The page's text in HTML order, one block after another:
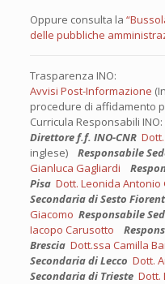
Oppure consulta la
delle pubbliche
Trasparenza INO:
Avvisi Post-Informazione
procedure di affidamento
Curricula Responsabili INO:
Direttore f.f. INO-CNR
inglese) Responsabile
Gianluca Gagliardi
Pisa Dott. Leonida Antonio
Secondaria di Sesto
Giacomo Responsabile
Iacopo Carusotto
Brescia Dott.ssa Camilla
Secondaria di Lecco Dott.
Secondaria di Trieste Dott.